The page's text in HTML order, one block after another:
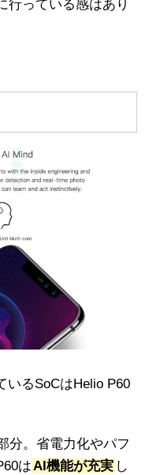
行っている感はあり
いるSoCはHelio P60
分。省電力化やパフ
はAI機能が充実 し